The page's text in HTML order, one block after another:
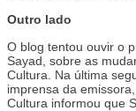
Outro lado
O blog tentou ouvir o
Sayad, sobre as
Cultura. Na última
imprensa da
Cultura informou que